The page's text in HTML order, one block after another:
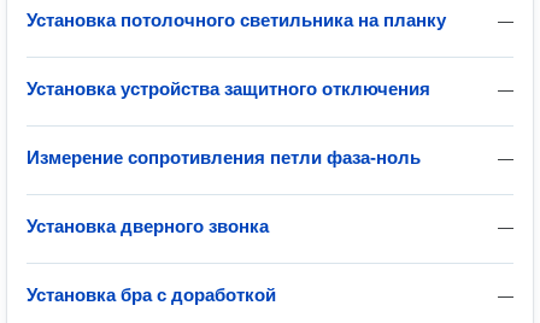
—
Установка потолочного светильника на планку
—
Установка устройства защитного отключения
—
Измерение сопротивления петли фаза-ноль
—
Установка дверного звонка
—
Установка бра с доработкой